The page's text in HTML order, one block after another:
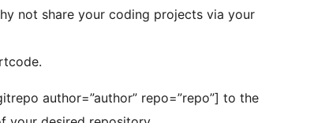
not share your coding projects via your
author=”author” repo=”repo”] to the